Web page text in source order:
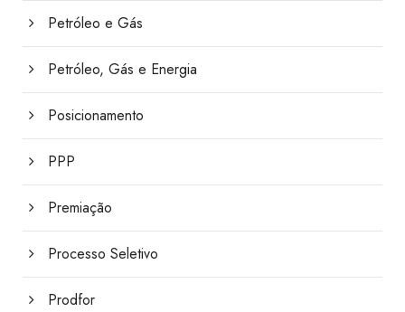
Petróleo e Gás
Petróleo, Gás e Energia
Posicionamento
PPP
Premiação
Processo Seletivo
Prodfor